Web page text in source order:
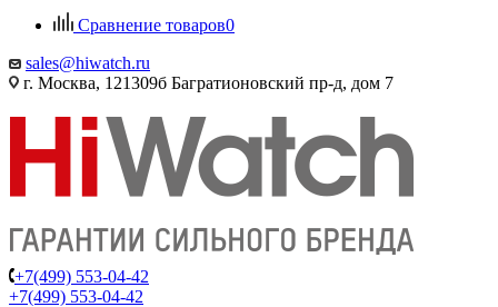
Сравнение товаров0
sales@hiwatch.ru
г. Москва, 121309б Багратионовский пр-д, дом 7
+7(499) 553-04-42
+7(499) 553-04-42